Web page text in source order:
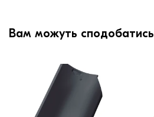
Вам можуть сподобатись